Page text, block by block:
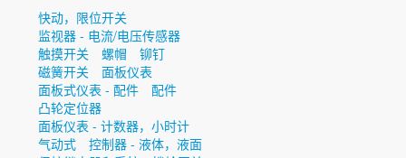
快动，限位开关
监视器 - 电流/电压传感器
触摸开关
螺帽
铆钉
磁簧开关
面板仪表
面板式仪表 - 配件
配件
凸轮定位器
面板仪表 - 计数器，小时计
气动式
控制器 - 液体，液面